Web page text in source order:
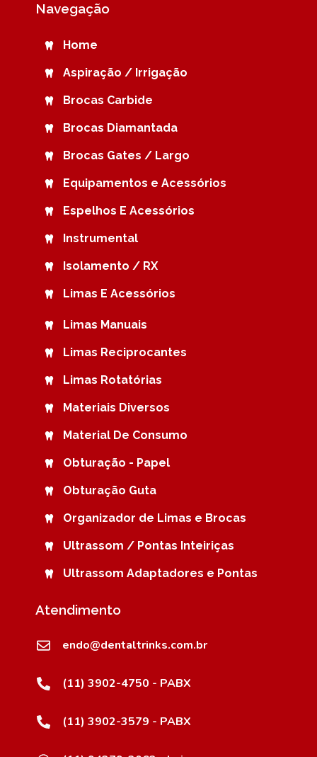
Navegação
Home
Aspiração / Irrigação
Brocas Carbide
Brocas Diamantada
Brocas Gates / Largo
Equipamentos e Acessórios
Espelhos E Acessórios
Instrumental
Isolamento / RX
Limas E Acessórios
Limas Manuais
Limas Reciprocantes
Limas Rotatórias
Materiais Diversos
Material De Consumo
Obturação - Papel
Obturação Guta
Organizador de Limas e Brocas
Ultrassom / Pontas Inteiriças
Ultrassom Adaptadores e Pontas
Atendimento
endo@dentaltrinks.com.br
(11) 3902-4750 - PABX
(11) 3902-3579 - PABX